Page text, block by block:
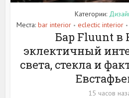
Категории:
Места: bar interior • eclectic interior •
Бар Fluunt в
эклектичный
света, стекла и
15 часов